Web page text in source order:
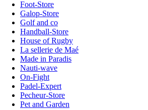
Foot-Store
Galop-Store
Golf and co
Handball-Store
House of Rugby
La sellerie de Maé
Made in Paradis
Nauti-wave
On-Fight
Padel-Expert
Pecheur-Store
Pet and Garden